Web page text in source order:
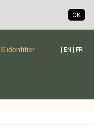
OK
S'identifier EN FR